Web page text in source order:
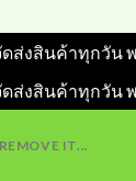
ส่งสินค้าทุกวัน
ส่งสินค้าทุกวัน
IT...